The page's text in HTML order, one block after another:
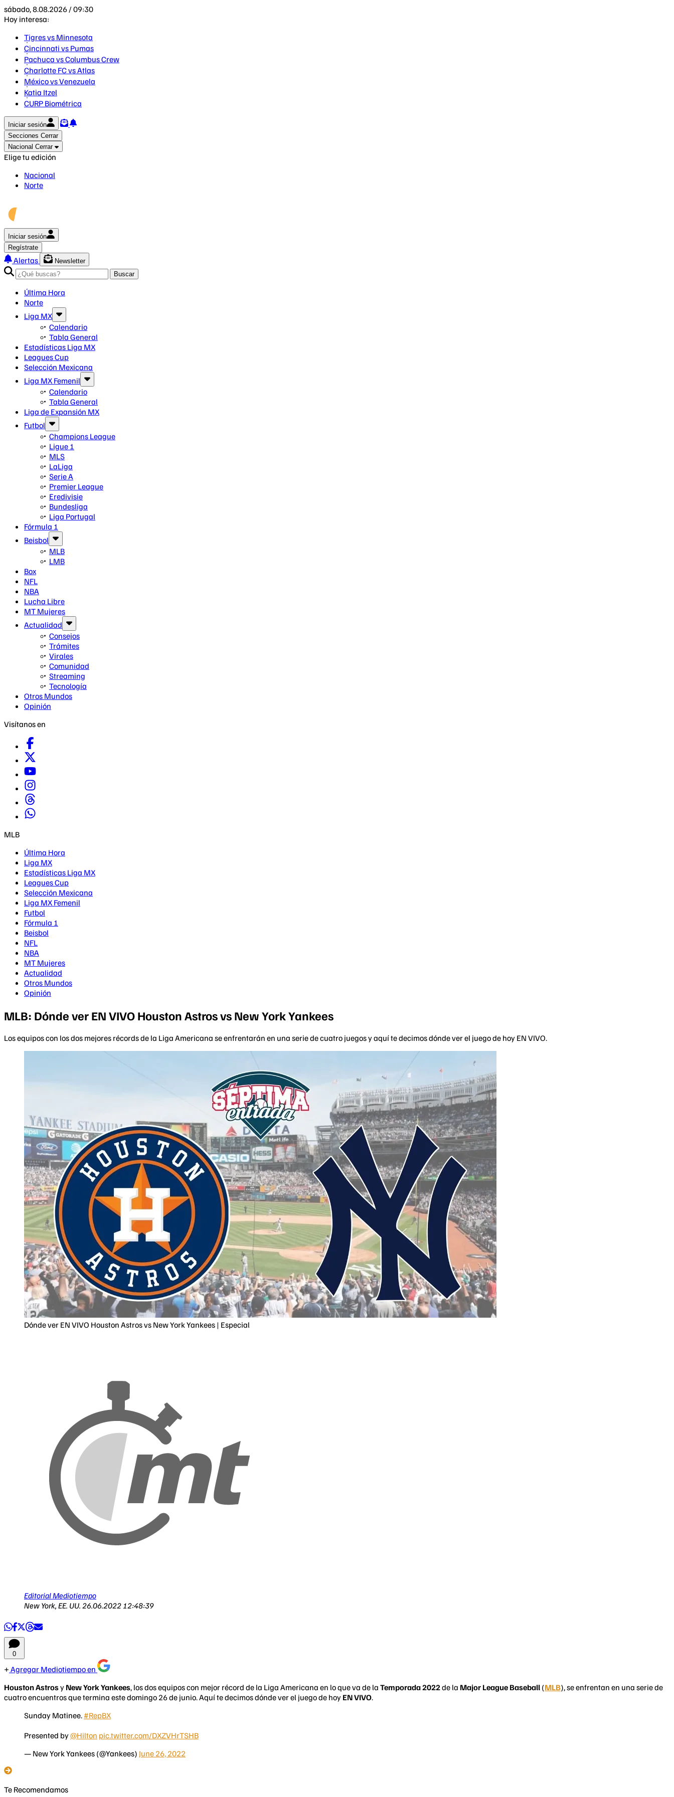
sábado, 8.08.2026 / 09:30
Hoy interesa:
Tigres vs Minnesota
Cincinnati vs Pumas
Pachuca vs Columbus Crew
Charlotte FC vs Atlas
México vs Venezuela
Katia Itzel
CURP Biométrica
Iniciar sesión
Secciones Cerrar
Nacional Cerrar
Elige tu edición
Nacional
Norte
Iniciar sesión
Regístrate
Alertas
Newsletter
Buscar
Última Hora
Norte
Liga MX
Calendario
Tabla General
Estadísticas Liga MX
Leagues Cup
Selección Mexicana
Liga MX Femenil
Calendario
Tabla General
Liga de Expansión MX
Futbol
Champions League
Ligue 1
MLS
LaLiga
Serie A
Premier League
Eredivisie
Bundesliga
Liga Portugal
Fórmula 1
Beisbol
MLB
LMB
Box
NFL
NBA
Lucha Libre
MT Mujeres
Actualidad
Consejos
Trámites
Virales
Comunidad
Streaming
Tecnología
Otros Mundos
Opinión
Visítanos en
MLB
Última Hora
Liga MX
Estadísticas Liga MX
Leagues Cup
Selección Mexicana
Liga MX Femenil
Futbol
Fórmula 1
Beisbol
NFL
NBA
MT Mujeres
Actualidad
Otros Mundos
Opinión
MLB: Dónde ver EN VIVO Houston Astros vs New York Yankees
Los equipos con los dos mejores récords de la Liga Americana se enfrentarán en una serie de cuatro juegos y aquí te decimos dónde ver el juego de hoy EN VIVO.
Dónde ver EN VIVO Houston Astros vs New York Yankees | Especial
Editorial Mediotiempo
New York, EE. UU. 26.06.2022 12:48:39
0
Agregar Mediotiempo en
Houston Astrosy New York Yankees, los dos equipos con mejor récord de la Liga Americana en lo que va de la Temporada 2022de la Major League Baseball (MLB), se enfrentan en una serie de
cuatro encuentros que termina este domingo 26 de junio. Aquí te decimos dónde ver el juego de hoy EN VIVO.
Sunday Matinee. #RepBX
Presented by@Hilton pic.twitter.com/DXZVHrTSHB
— New York Yankees (@Yankees) June 26, 2022
Te Recomendamos